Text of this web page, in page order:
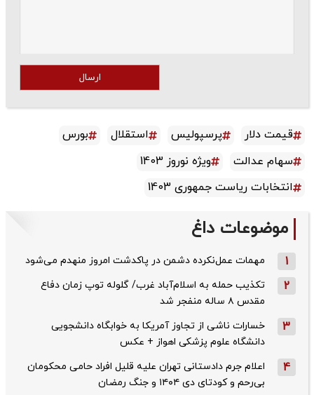
ارسال
قیمت دلار پرسپولیس استقلال
بورس
سهام عدالت
ویژه نوروز 1403
انتخابات ریاست جمهوری 1403
موضوعات داغ
1 مهمات عمل‌نکرده دشمن در پاکدشت امروز منهدم می‌شود
2
تکذیب حمله به اسلام‌آباد غرب/ گلوله توپ زمان دفاع
مقدس ۸ ساله منفجر شد
3
خسارات ناشی از تجاوز آمریکا به خوابگاه دانشجویی
دانشگاه علوم پزشکی اهواز + عکس
4
اعلام جرم دادستانی تهران علیه قلیل افراد حامی محکومان
بی‌رحم و کودتای دی‌ ۱۴۰۴ و جنگ رمضان